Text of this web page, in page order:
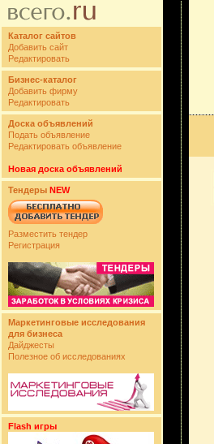
Каталог сайтов
Добавить сайт
Редактировать
Бизнес-каталог
Добавить фирму
Редактировать
Доска объявлений
Подать объявление
Редактировать объявление
Новая доска объявлений
Тендеры NEW
Разместить тендер
Регистрация
Маркетинговые исследования
для бизнеса
Дайджесты
Полезное об исследованиях
Flash игры